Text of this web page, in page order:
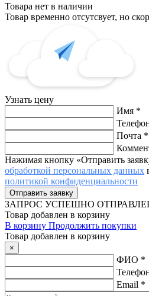
Товара нет в наличии
Товар временно отсутсвует, но
Узнать цену
Имя *
Почта *
Нажимая кнопку «Отправить
обработкой персональных данных
политикой конфиденциальности
ЗАПРОС УСПЕШНО
Товар добавлен в корзину
В корзину Продолжить покупки
Товар добавлен в корзину
×
ФИО *
Email *